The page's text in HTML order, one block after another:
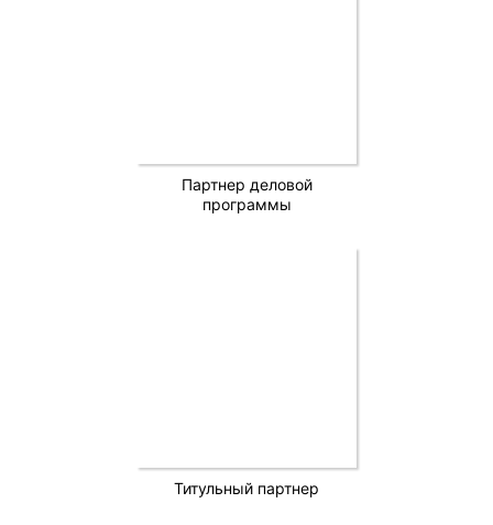
Партнер деловой
программы
Титульный партнер